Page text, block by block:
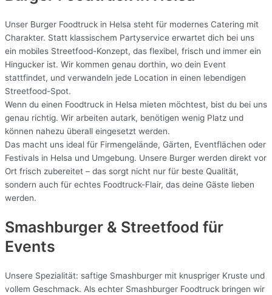
Unser Burger Foodtruck in Helsa steht für modernes Catering mit
Charakter. Statt klassischem Partyservice erwartet dich bei uns
ein mobiles Streetfood-Konzept, das flexibel, frisch und immer ein
Hingucker ist. Wir kommen genau dorthin, wo dein Event
stattfindet, und verwandeln jede Location in einen lebendigen
Streetfood-Spot.
Wenn du einen Foodtruck in Helsa mieten möchtest, bist du bei uns
genau richtig. Wir arbeiten autark, benötigen wenig Platz und
können nahezu überall eingesetzt werden.
Das macht uns ideal für Firmengelände, Gärten, Eventflächen oder
Festivals in Helsa und Umgebung. Unsere Burger werden direkt vor
Ort frisch zubereitet – das sorgt nicht nur für beste Qualität,
sondern auch für echtes Foodtruck-Flair, das deine Gäste lieben
werden.
Smashburger & Streetfood für
Events
Unsere Spezialität: saftige Smashburger mit knuspriger Kruste und
vollem Geschmack. Als echter Smashburger Foodtruck bringen wir